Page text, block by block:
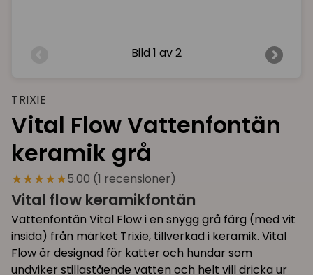
Bild 1 av 2
TRIXIE
Vital Flow Vattenfontän
keramik grå
★★★★★5.00 (1 recensioner)
Vital flow keramikfontän
Vattenfontän Vital Flow i en snygg grå färg (med vit
insida) från märket Trixie, tillverkad i keramik. Vital
Flow är designad för katter och hundar som
undviker stillastående vatten och helt vill dricka ur